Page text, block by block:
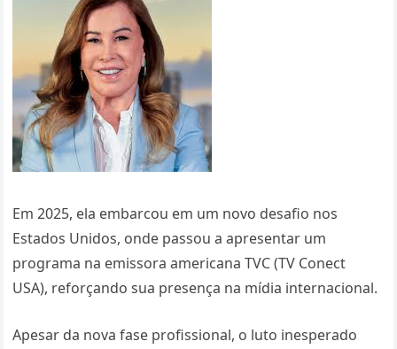
Em 2025, ela embarcou em um novo desafio nos
Estados Unidos, onde passou a apresentar um
programa na emissora americana TVC (TV Conect
USA), reforçando sua presença na mídia internacional.
Apesar da nova fase profissional, o luto inesperado